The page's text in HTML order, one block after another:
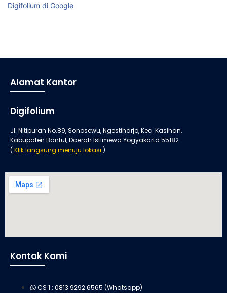
Digifolium di Google
Alamat Kantor
Digifolium
Jl. Nitipuran No.89, Sonosewu, Ngestiharjo, Kec. Kasihan,
Kabupaten Bantul, Daerah Istimewa Yogyakarta 55182
( Klik langsung menuju lokasi )
Kontak Kami
CS 1 : 0813 9292 6565 (Whatsapp)